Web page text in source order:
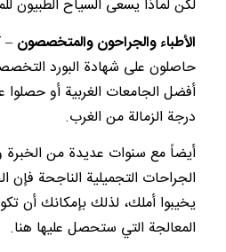
لكن لماذا يسعى السياح الطبيون
الأطباء والجراحون والمتخصصون –
حاصلون على شهادة البورد
أفضل الجامعات الغربية أو حصلوا
درجة الزمالة من الغرب.
أيضاً مع سنوات عديدة من الخبرة
الجراحات التجميلية الناجحة فإن
يخيبوا أملك، لذلك بإمكانك أن
المعالجة التي ستحصل عليها هنا.